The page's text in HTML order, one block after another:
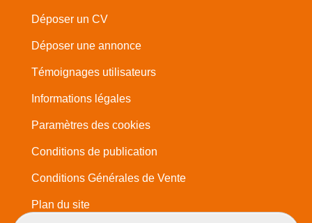
Déposer un CV
Déposer une annonce
Témoignages utilisateurs
Informations légales
Paramètres des cookies
Conditions de publication
Conditions Générales de Vente
Plan du site